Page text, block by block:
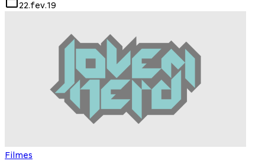
22.fev.19
Filmes